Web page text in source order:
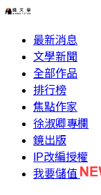
最新消息
文學新聞
全部作品
排行榜
焦點作家
徐淑卿專欄
鏡出版
IP改編授權
我要儲值